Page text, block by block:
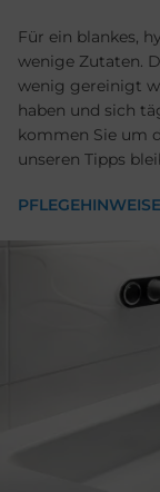
Für ein blankes,
wenige Zutaten.
wenig gereinigt
haben und sich
kommen Sie um
unseren Tipps
PFLEGEHINWEISE